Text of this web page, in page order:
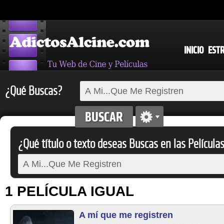
INICIO
¿Qué Buscas?
¿Qué título o texto deseas Buscas en las
1 PELÍCULA IGUAL
A mí que me registren